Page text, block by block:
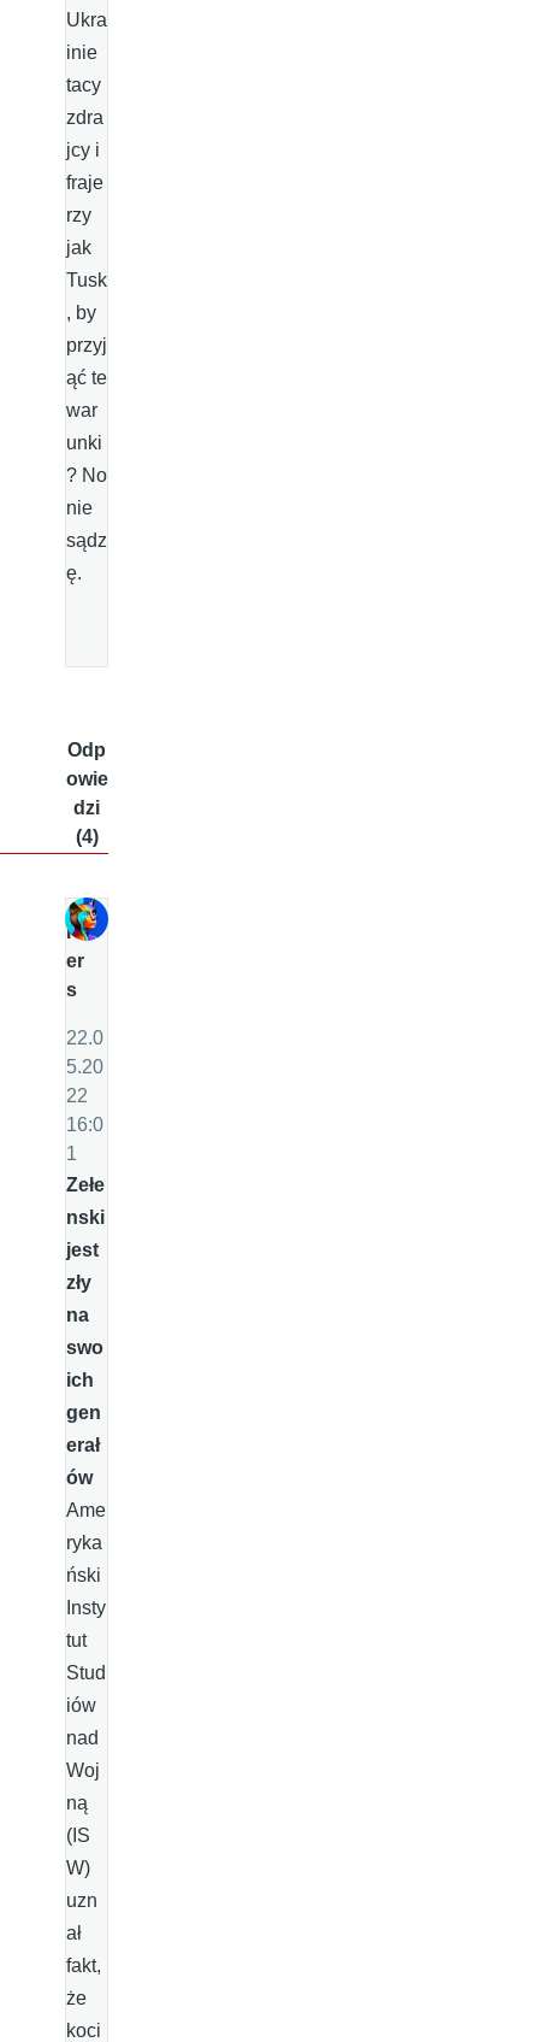
Ukra
inie
tacy
zdra
jcy i
fraje
rzy
jak
Tusk
, by
przyj
ąć te
war
unki
? No
nie
sądz
ę.
Odp
owie
dzi
(4)
P
er
s
22.0
5.20
22
16:0
1
Zełe
nski
jest
zły
na
swo
ich
gen
erał
ów
Ame
ryka
ński
Insty
tut
Stud
iów
nad
Woj
ną
(IS
W)
uzn
ał
fakt,
że
koci